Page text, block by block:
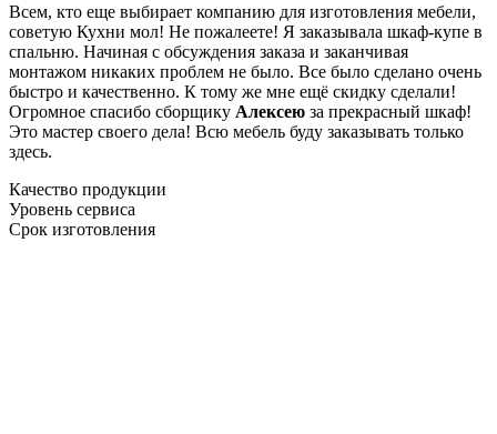
Всем, кто еще выбирает компанию для изготовления мебели,
советую Кухни мол! Не пожалеете! Я заказывала шкаф-купе в
спальню. Начиная с обсуждения заказа и заканчивая
монтажом никаких проблем не было. Все было сделано очень
быстро и качественно. К тому же мне ещё скидку сделали!
Огромное спасибо сборщику Алексею за прекрасный шкаф!
Это мастер своего дела! Всю мебель буду заказывать только
здесь.
Качество продукции
Уровень сервиса
Срок изготовления